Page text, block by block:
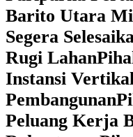
Barito Utara
Segera
Rugi Lahan
Instansi
Pembangunan
Peluang Kerja